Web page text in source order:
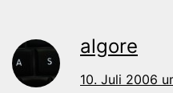
algore
10. Juli 2006